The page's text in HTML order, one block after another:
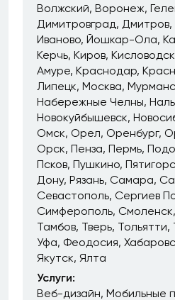
Волжский Воронеж
Димитровград Дмитров
Иваново Йошкар-Ола
Керчь Киров Кисловодск
Амуре Краснодар
Липецк Москва
Набережные Челны
Новокуйбышевск
Омск Орел Оренбург
Орск Пенза Пермь
Псков Пушкино
Дону Рязань Самара
Севастополь Сергиев
Симферополь Смоленск
Тамбов Тверь Тольятти
Уфа Феодосия
Якутск Ялта
Услуги:
Веб-дизайн Мобильные